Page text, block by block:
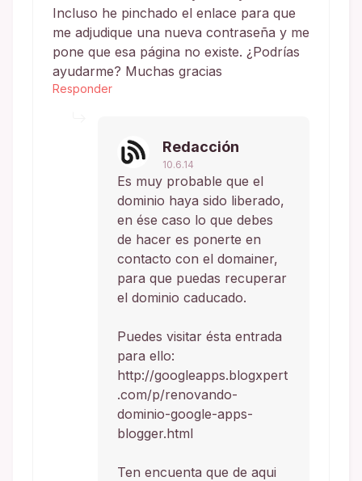
Incluso he pinchado el enlace para que
me adjudique una nueva contraseña y me
pone que esa página no existe. ¿Podrías
ayudarme? Muchas gracias
Responder
Redacción
10.6.14
Es muy probable que el
dominio haya sido liberado,
en ése caso lo que debes
de hacer es ponerte en
contacto con el domainer,
para que puedas recuperar
el dominio caducado.
Puedes visitar ésta entrada
para ello:
http://googleapps.blogxpert
.com/p/renovando-
dominio-google-apps-
blogger.html
Ten encuenta que de aqui